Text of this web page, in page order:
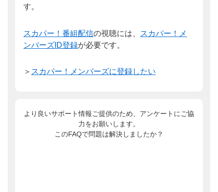
す。
スカパー！番組配信の視聴には、
スカパー！メ
ンバーズID登録が必要です。
＞ スカパー！メンバーズに登録したい
より良いサポート情報ご提供のため、アンケートにご協
力をお願いします。
このFAQで問題は解決しましたか？